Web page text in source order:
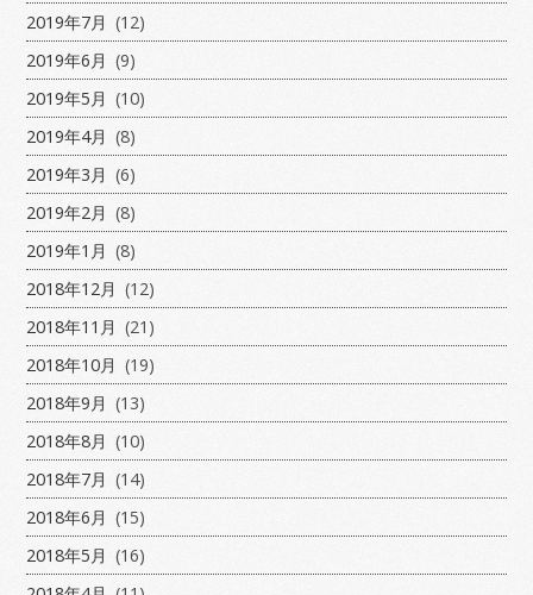
2019年7月 (12)
2019年6月 (9)
2019年5月 (10)
2019年4月 (8)
2019年3月 (6)
2019年2月 (8)
2019年1月 (8)
2018年12月 (12)
2018年11月 (21)
2018年10月 (19)
2018年9月 (13)
2018年8月 (10)
2018年7月 (14)
2018年6月 (15)
2018年5月 (16)